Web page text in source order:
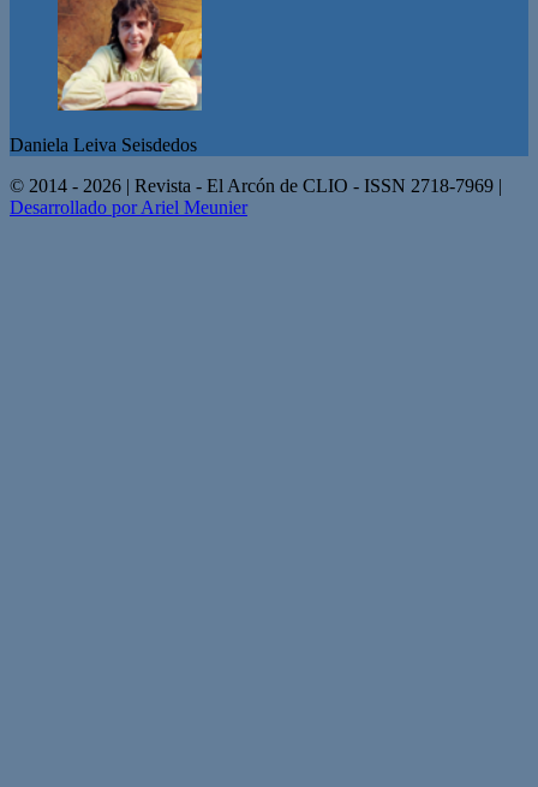
Daniela Leiva Seisdedos
© 2014 - 2026 | Revista - El Arcón de CLIO - ISSN 2718-7969 |
Desarrollado por Ariel Meunier